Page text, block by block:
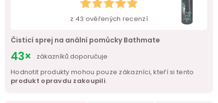
z 43 ověřených recenzí
Čisticí sprej na anální pomůcky Bathmate
43×
zákazníků doporučuje
Hodnotit produkty mohou pouze zákazníci, kteří si tento
produkt opravdu zakoupili.